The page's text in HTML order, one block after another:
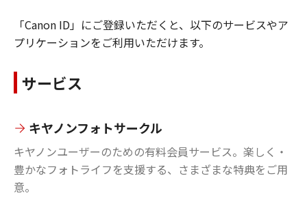
「Canon ID」にご登録いただくと、以下のサービスやア
プリケーションをご利用いただけます。
サービス
キヤノンフォトサークル
キヤノンユーザーのための有料会員サービス。楽しく・
豊かなフォトライフを支援する、さまざまな特典をご用
意。